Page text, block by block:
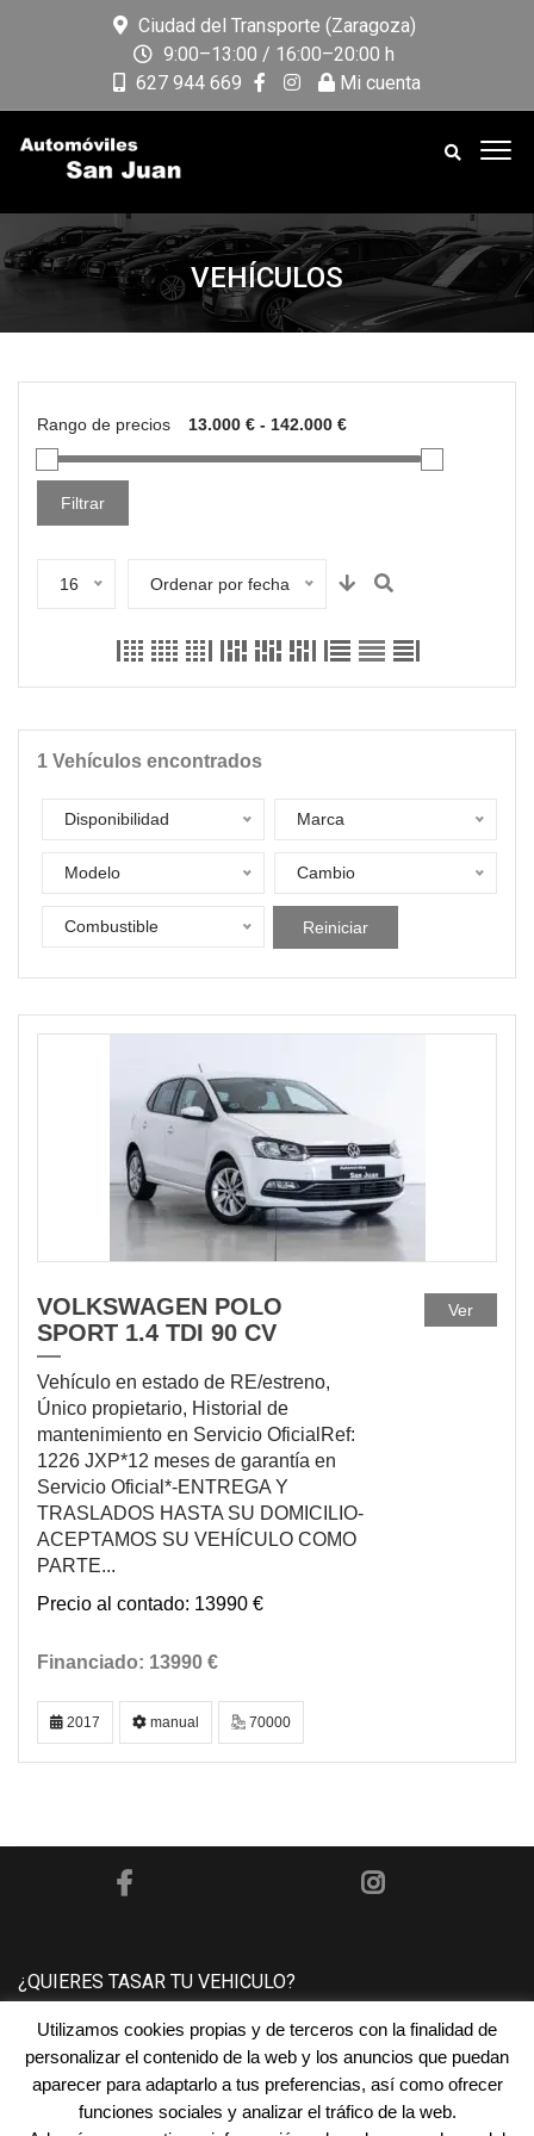
Ciudad del Transporte (Zaragoza)
9:00–13:00 / 16:00–20:00 h
627 944 669
Mi cuenta
VEHÍCULOS
Rango de precios
Filtrar
16 Ordenar por fecha
1 Vehículos encontrados
Disponibilidad Marca
Modelo Cambio
Combustible Reiniciar
DISPONIBLE
VOLKSWAGEN POLO
SPORT 1.4 TDI 90 CV
Vehículo en estado de RE/estreno,
Único propietario, Historial de
mantenimiento en Servicio OficialRef:
1226 JXP*12 meses de garantía en
Servicio Oficial*-ENTREGA Y
TRASLADOS HASTA SU DOMICILIO-
ACEPTAMOS SU VEHÍCULO COMO
PARTE...
13990 €
13990 €
Ver
2017 manual 70000
¿QUIERES TASAR TU VEHICULO?
Póngase en contacto con nosotros y le tasaremos su
vehículo sin ningún compromiso.
Utilizamos cookies propias y de terceros con la finalidad de
personalizar el contenido de la web y los anuncios que puedan
aparecer para adaptarlo a tus preferencias, así como ofrecer
funciones sociales y analizar el tráfico de la web.